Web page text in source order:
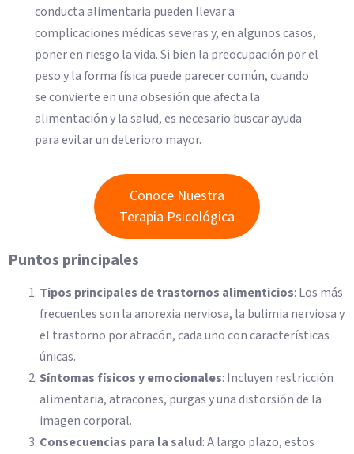
conducta alimentaria pueden llevar a
complicaciones médicas severas y, en algunos casos,
poner en riesgo la vida. Si bien la preocupación por el
peso y la forma física puede parecer común, cuando
se convierte en una obsesión que afecta la
alimentación y la salud, es necesario buscar ayuda
para evitar un deterioro mayor.
Conoce Nuestra
Terapia Psicológica
Puntos principales
Tipos principales de trastornos alimenticios: Los más
frecuentes son la anorexia nerviosa, la bulimia nerviosa y
el trastorno por atracón, cada uno con características
únicas.
Síntomas físicos y emocionales: Incluyen restricción
alimentaria, atracones, purgas y una distorsión de la
imagen corporal.
Consecuencias para la salud: A largo plazo, estos